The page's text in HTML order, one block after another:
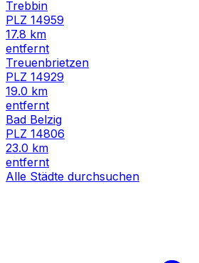
Trebbin
PLZ 14959
17.8 km
entfernt
Treuenbrietzen
PLZ 14929
19.0 km
entfernt
Bad Belzig
PLZ 14806
23.0 km
entfernt
Alle Städte durchsuchen